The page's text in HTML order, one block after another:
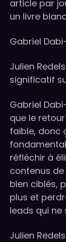
article par
un livre
Gabriel
Julien
significatif
Gabriel
que le
faible, donc
réfléchir à
contenus
bien ciblés,
plus et
leads qui ne
Julien